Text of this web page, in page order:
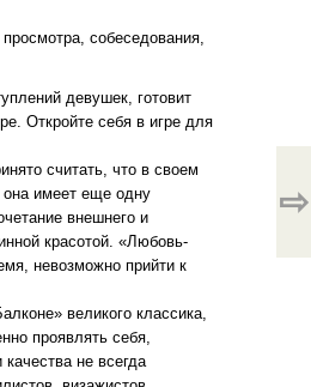
собеседования,
девушек, готовит
Откройте себя в игре для
считать, что в своем
имеет еще одну
внешнего и
красотой. «Любовь-
невозможно прийти к
великого классика,
проявлять себя,
не всегда
⇨